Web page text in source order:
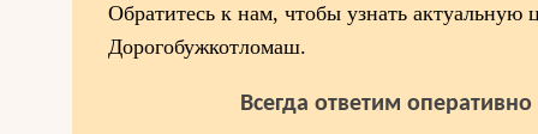
Обратитесь к нам, чтобы узнать актуальную
Дорогобужкотломаш.
Всегда ответим